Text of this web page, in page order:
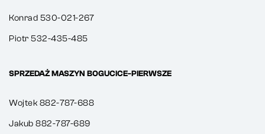
Konrad 530-021-267
Piotr 532-435-485
SPRZEDAŻ MASZYN BOGUCICE-PIERWSZE
Wojtek 882-787-688
Jakub 882-787-689